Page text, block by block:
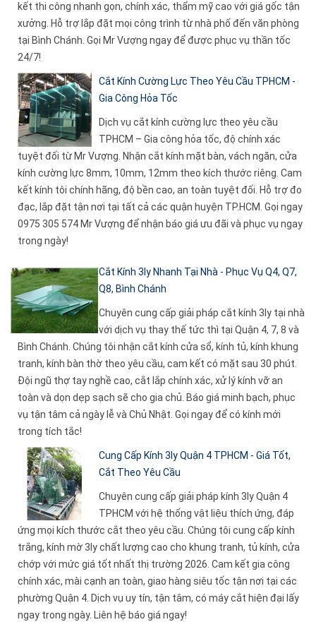
kết thi công nhanh gọn, chính xác, thẩm mỹ cao với giá gốc tận
xưởng. Hỗ trợ lắp đặt mọi công trình từ nhà phố đến văn phòng
tại Bình Chánh. Gọi Mr Vượng ngay để được phục vụ thần tốc
24/7!
Cắt Kính Cường Lực Theo Yêu Cầu TPHCM -
Gia Công Hỏa Tốc
Dịch vụ cắt kính cường lực theo yêu cầu
TPHCM – Gia công hỏa tốc, độ chính xác
tuyệt đối từ Mr Vượng. Nhận cắt kính mặt bàn, vách ngăn, cửa
kính cường lực 8mm, 10mm, 12mm theo kích thước riêng. Cam
kết kính tôi chính hãng, độ bền cao, an toàn tuyệt đối. Hỗ trợ đo
đạc, lắp đặt tận nơi tại tất cả các quận huyện TP.HCM. Gọi ngay
0975 305 574 Mr Vượng để nhận báo giá ưu đãi và phục vụ ngay
trong ngày!
Cắt Kính 3ly Nhanh Tại Nhà - Phục Vụ Q4, Q7,
Q8, Bình Chánh
Chuyên cung cấp giải pháp cắt kính 3ly tại nhà
với dịch vụ thay thế tức thì tại Quận 4, 7, 8 và
Bình Chánh. Chúng tôi nhận cắt kính cửa sổ, kính tủ, kính khung
tranh, kính bàn thờ theo yêu cầu, cam kết có mặt sau 30 phút.
Đội ngũ thợ tay nghề cao, cắt lắp chính xác, xử lý kính vỡ an
toàn và dọn dẹp sạch sẽ cho gia chủ. Báo giá minh bạch, phục
vụ tận tâm cả ngày lễ và Chủ Nhật. Gọi ngay để có kính mới
trong tích tắc!
Cung Cấp Kính 3ly Quận 4 TPHCM - Giá Tốt,
Cắt Theo Yêu Cầu
Chuyên cung cấp giải pháp kính 3ly Quận 4
TPHCM với hệ thống vật liệu thích ứng, đáp
ứng mọi kích thước cắt theo yêu cầu. Chúng tôi cung cấp kính
trắng, kính mờ 3ly chất lượng cao cho khung tranh, tủ kính, cửa
chớp với mức giá tốt nhất thị trường 2026. Cam kết gia công
chính xác, mài cạnh an toàn, giao hàng siêu tốc tận nơi tại các
phường Quận 4. Dịch vụ uy tín, tận tâm, có máy cắt hiện đại lấy
ngay trong ngày. Liên hệ báo giá ngay!